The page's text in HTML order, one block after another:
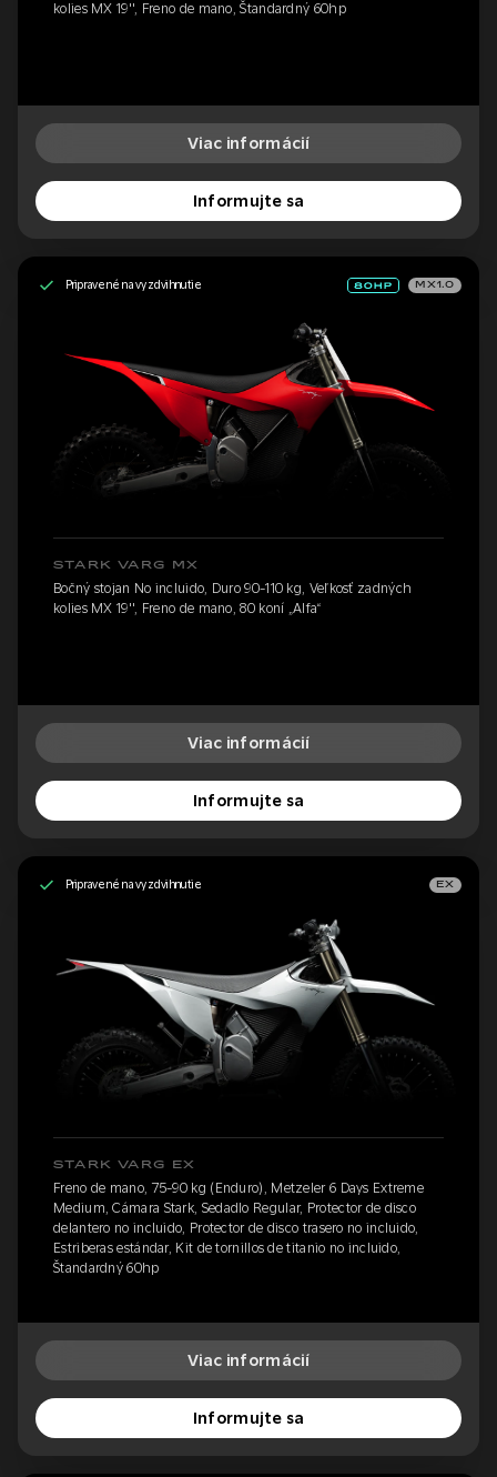
kolies MX 19'', Freno de mano, Štandardný 60hp
Viac informácií
Informujte sa
Pripravené na vyzdvihnutie MX1.0
STARK VARG MX
Bočný stojan No incluido, Duro 90-110 kg, Veľkosť zadných
kolies MX 19'', Freno de mano, 80 koní „Alfa“
Viac informácií
Informujte sa
Pripravené na vyzdvihnutie EX
STARK VARG EX
Freno de mano, 75-90 kg (Enduro), Metzeler 6 Days Extreme
Medium, Cámara Stark, Sedadlo Regular, Protector de disco
delantero no incluido, Protector de disco trasero no incluido,
Estriberas estándar, Kit de tornillos de titanio no incluido,
Štandardný 60hp
Viac informácií
Informujte sa